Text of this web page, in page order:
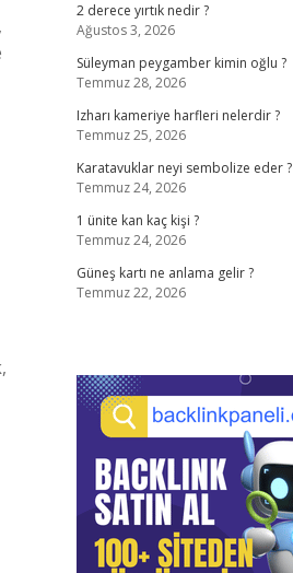
2 derece yırtık nedir ?
Ağustos 3, 2026
Süleyman peygamber kimin oğlu ?
Temmuz 28, 2026
Izharı kameriye harfleri nelerdir ?
Temmuz 25, 2026
Karatavuklar neyi sembolize eder ?
Temmuz 24, 2026
1 ünite kan kaç kişi ?
Temmuz 24, 2026
Güneş kartı ne anlama gelir ?
Temmuz 22, 2026